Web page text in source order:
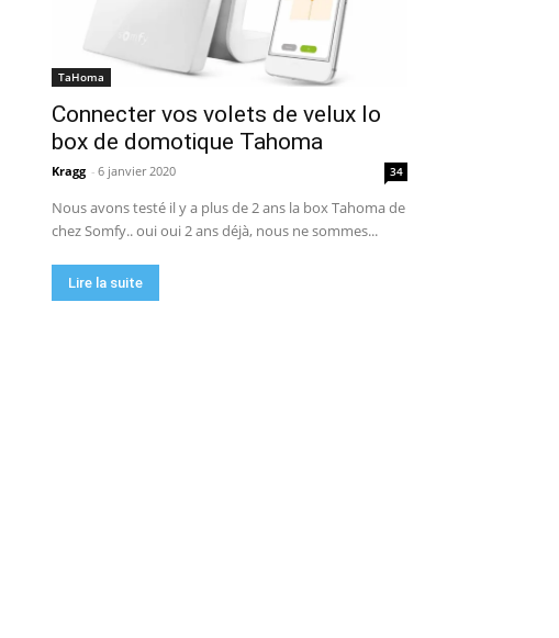
TaHoma
Connecter vos volets de velux Io
box de domotique Tahoma
Kragg - 6 janvier 2020 34
Nous avons testé il y a plus de 2 ans la box Tahoma de
chez Somfy.. oui oui 2 ans déjà, nous ne sommes...
Lire la suite